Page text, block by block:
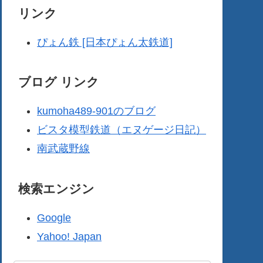
リンク
ぴょん鉄 [日本ぴょん太鉄道]
ブログ リンク
kumoha489-901のブログ
ビスタ模型鉄道（エヌゲージ日記）
南武蔵野線
検索エンジン
Google
Yahoo! Japan